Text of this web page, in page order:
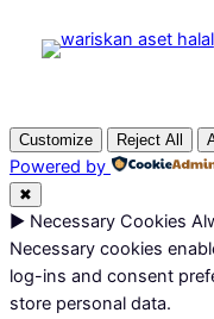
Customize Reject All
Powered by
✖
► Necessary Cookies
Necessary cookies
log-ins and consent
store personal data.